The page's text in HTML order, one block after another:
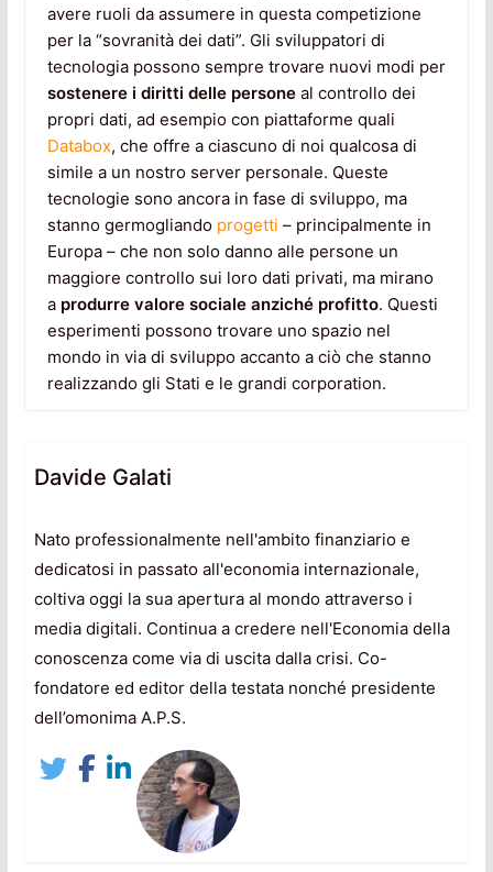
avere ruoli da assumere in questa competizione
per la “sovranità dei dati”. Gli sviluppatori di
tecnologia possono sempre trovare nuovi modi per
sostenere i diritti delle personeal controllo dei
propri dati, ad esempio con piattaforme quali
Databox, che offre a ciascuno di noi qualcosa di
simile a un nostro server personale. Queste
tecnologie sono ancora in fase di sviluppo, ma
stanno germogliando progetti – principalmente in
Europa – che non solo danno alle persone un
maggiore controllo sui loro dati privati, ma mirano
a produrre valore sociale anziché profitto. Questi
esperimenti possono trovare uno spazio nel
mondo in via di sviluppo accanto a ciò che stanno
realizzando gli Stati e le grandi corporation.
Davide Galati
Nato professionalmente nell'ambito finanziario e
dedicatosi in passato all'economia internazionale,
coltiva oggi la sua apertura al mondo attraverso i
media digitali. Continua a credere nell'Economia della
conoscenza come via di uscita dalla crisi. Co-
fondatore ed editor della testata nonché presidente
dell’omonima A.P.S.